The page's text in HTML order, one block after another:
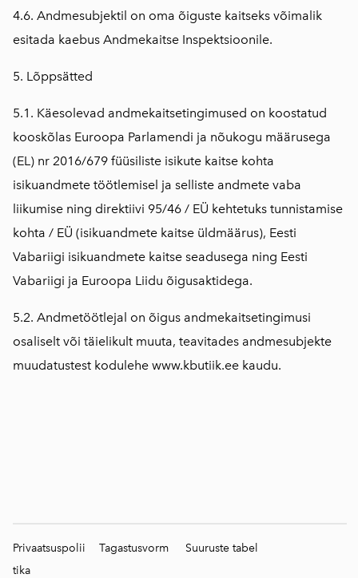
4.6. Andmesubjektil on oma õiguste kaitseks võimalik
esitada kaebus Andmekaitse Inspektsioonile.
5. Lõppsätted
5.1. Käesolevad andmekaitsetingimused on koostatud
kooskõlas Euroopa Parlamendi ja nõukogu määrusega
(EL) nr 2016/679 füüsiliste isikute kaitse kohta
isikuandmete töötlemisel ja selliste andmete vaba
liikumise ning direktiivi 95/46 / EÜ kehtetuks tunnistamise
kohta / EÜ (isikuandmete kaitse üldmäärus), Eesti
Vabariigi isikuandmete kaitse seadusega ning Eesti
Vabariigi ja Euroopa Liidu õigusaktidega.
5.2. Andmetöötlejal on õigus andmekaitsetingimusi
osaliselt või täielikult muuta, teavitades andmesubjekte
muudatustest kodulehe www.kbutiik.ee kaudu.
Privaatsuspolii
tika
Tagastusvorm Suuruste tabel